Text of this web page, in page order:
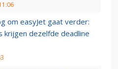
om easyJet gaat verder:
krijgen dezelfde deadline